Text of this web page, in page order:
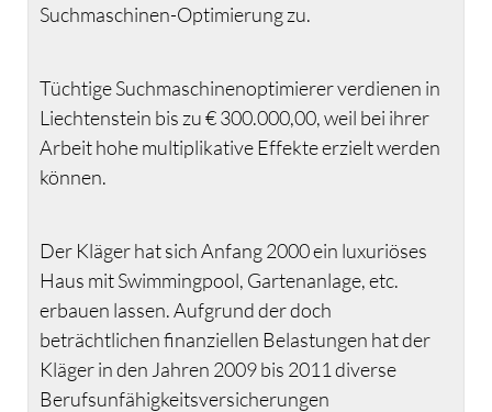
Suchmaschinen-Optimierung zu.
Tüchtige Suchmaschinenoptimierer verdienen in
Liechtenstein bis zu € 300.000,00, weil bei ihrer
Arbeit hohe multiplikative Effekte erzielt werden
können.
Der Kläger hat sich Anfang 2000 ein luxuriöses
Haus mit Swimmingpool, Gartenanlage, etc.
erbauen lassen. Aufgrund der doch
beträchtlichen finanziellen Belastungen hat der
Kläger in den Jahren 2009 bis 2011 diverse
Berufsunfähigkeitsversicherungen